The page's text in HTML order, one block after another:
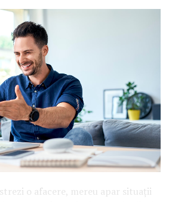
o afacere, mereu apar situații